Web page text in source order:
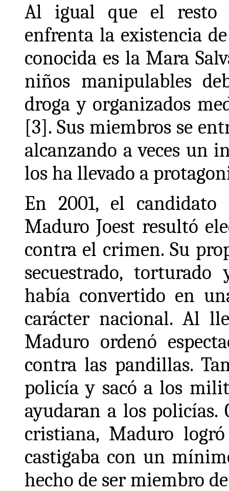
Al igual que el resto
enfrenta la existencia
conocida es la Mara
niños manipulables
droga y organizados
[3]. Sus miembros se
alcanzando a veces un
los ha llevado a
En 2001, el candidato
Maduro Joest resultó
contra el crimen. Su
secuestrado,
había convertido en
carácter nacional. Al
Maduro ordenó
contra las pandillas.
policía y sacó a los
ayudaran a los policías.
cristiana, Maduro
castigaba con un
hecho de ser miembro